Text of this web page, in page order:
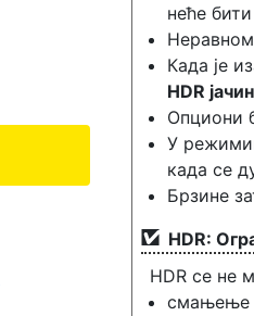
неће
Када је
HDR
Опциони
У
када се
Брзине
HDR:
HDR се не
смањење